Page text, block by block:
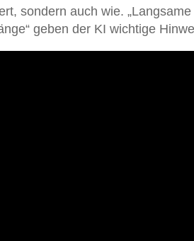
sondern auch wie. „Langsame
geben der KI wichtige